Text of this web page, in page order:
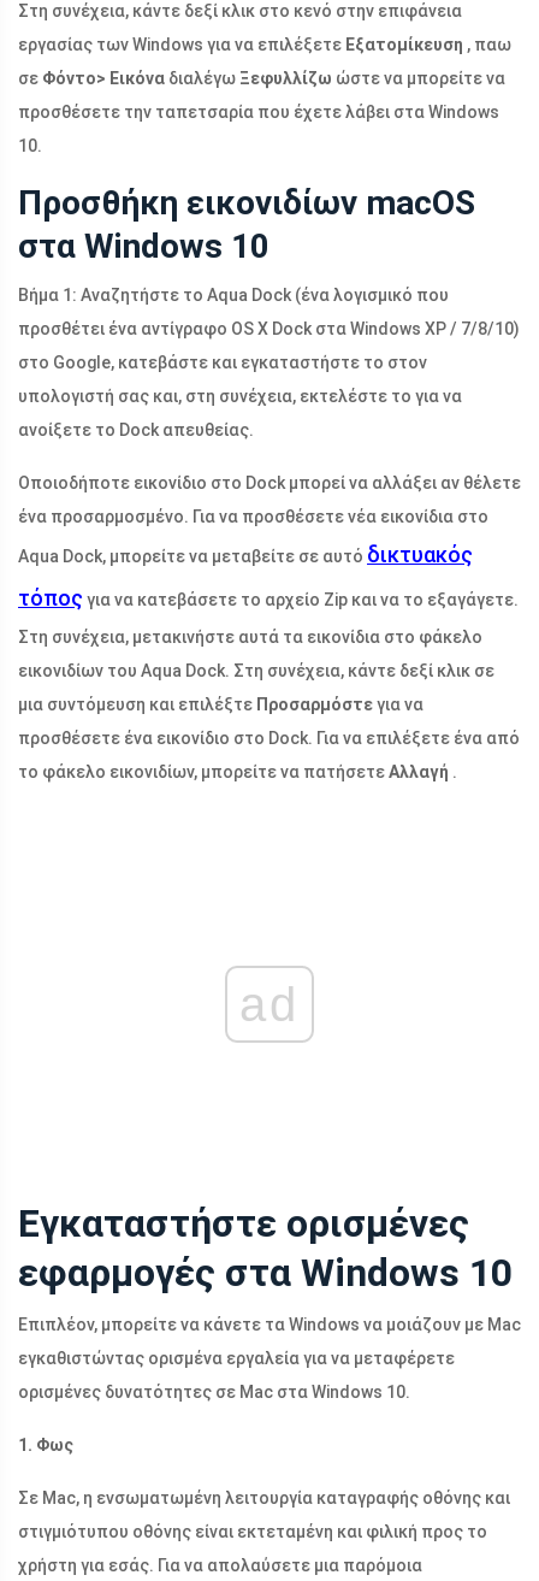
Στη συνέχεια, κάντε δεξί κλικ στο κενό στην επιφάνεια
εργασίας των Windows για να επιλέξετε Εξατομίκευση , παω
σε Φόντο> Εικόνα διαλέγω Ξεφυλλίζω ώστε να μπορείτε να
προσθέσετε την ταπετσαρία που έχετε λάβει στα Windows
10.
Προσθήκη εικονιδίων macOS
στα Windows 10
Βήμα 1: Αναζητήστε το Aqua Dock (ένα λογισμικό που
προσθέτει ένα αντίγραφο OS X Dock στα Windows XP / 7/8/10)
στο Google, κατεβάστε και εγκαταστήστε το στον
υπολογιστή σας και, στη συνέχεια, εκτελέστε το για να
ανοίξετε το Dock απευθείας.
Οποιοδήποτε εικονίδιο στο Dock μπορεί να αλλάξει αν θέλετε
ένα προσαρμοσμένο. Για να προσθέσετε νέα εικονίδια στο
Aqua Dock, μπορείτε να μεταβείτε σε αυτό δικτυακός
τόπος για να κατεβάσετε το αρχείο Zip και να το εξαγάγετε.
Στη συνέχεια, μετακινήστε αυτά τα εικονίδια στο φάκελο
εικονιδίων του Aqua Dock. Στη συνέχεια, κάντε δεξί κλικ σε
μια συντόμευση και επιλέξτε Προσαρμόστεγια να
προσθέσετε ένα εικονίδιο στο Dock. Για να επιλέξετε ένα από
το φάκελο εικονιδίων, μπορείτε να πατήσετεΑλλαγή .
ad
Εγκαταστήστε ορισμένες
εφαρμογές στα Windows 10
Επιπλέον, μπορείτε να κάνετε τα Windows να μοιάζουν με Mac
εγκαθιστώντας ορισμένα εργαλεία για να μεταφέρετε
ορισμένες δυνατότητες σε Mac στα Windows 10.
1. Φως
Σε Mac, η ενσωματωμένη λειτουργία καταγραφής οθόνης και
στιγμιότυπου οθόνης είναι εκτεταμένη και φιλική προς το
χρήστη για εσάς. Για να απολαύσετε μια παρόμοια